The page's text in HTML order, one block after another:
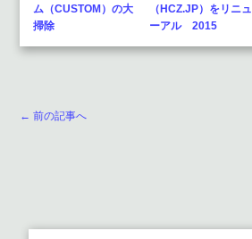
ム（CUSTOM）の大
掃除
（HCZ.JP）をリニュ
ーアル 2015
← 前の記事へ